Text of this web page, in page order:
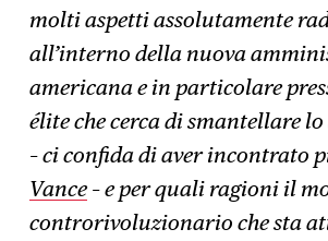
molti aspetti assolutamente
all’interno della nuova
americana e in particolare
élite che cerca di smantellare
– ci confida di aver incontrato
Vance– e per quali ragioni il
controrivoluzionario che sta